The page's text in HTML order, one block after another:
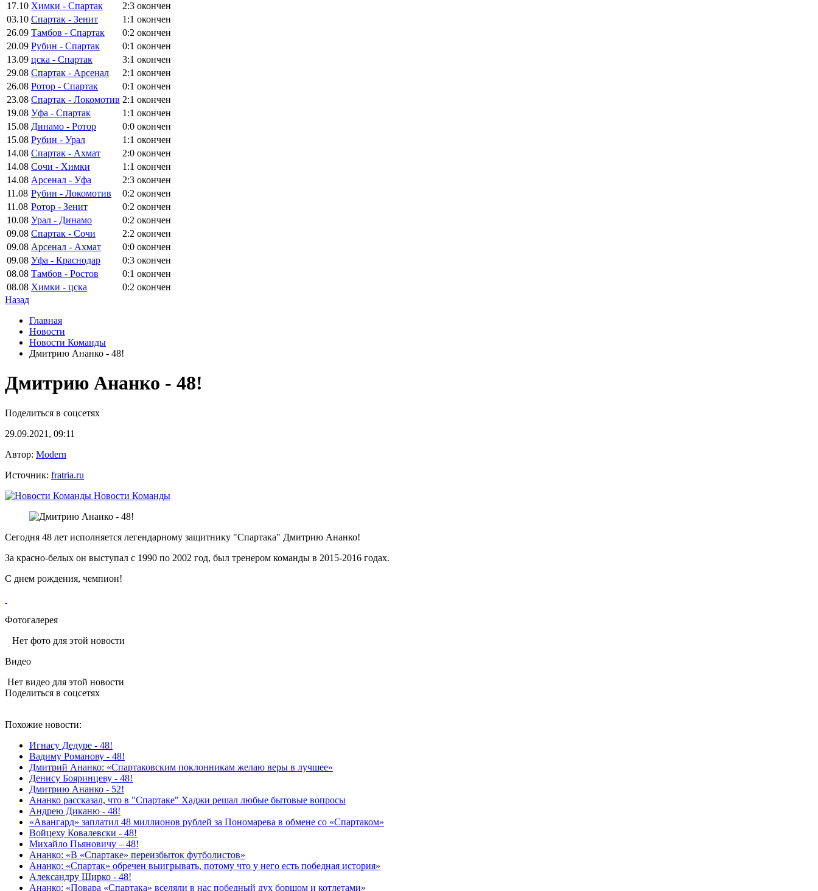
17.10 Химки - Спартак 2:3 окончен
03.10 Спартак - Зенит 1:1 окончен
26.09 Тамбов - Спартак 0:2 окончен
20.09 Рубин - Спартак 0:1 окончен
13.09 цска - Спартак 3:1 окончен
29.08 Спартак - Арсенал 2:1 окончен
26.08 Ротор - Спартак 0:1 окончен
23.08 Спартак - Локомотив 2:1 окончен
19.08 Уфа - Спартак 1:1 окончен
15.08 Динамо - Ротор 0:0 окончен
15.08 Рубин - Урал 1:1 окончен
14.08 Спартак - Ахмат 2:0 окончен
14.08 Сочи - Химки 1:1 окончен
14.08 Арсенал - Уфа 2:3 окончен
11.08 Рубин - Локомотив 0:2 окончен
11.08 Ротор - Зенит 0:2 окончен
10.08 Урал - Динамо 0:2 окончен
09.08 Спартак - Сочи 2:2 окончен
09.08 Арсенал - Ахмат 0:0 окончен
09.08 Уфа - Краснодар 0:3 окончен
08.08 Тамбов - Ростов 0:1 окончен
08.08 Химки - цска 0:2 окончен
Назад
Главная
Новости
Новости Команды
Дмитрию Ананко - 48!
Дмитрию Ананко - 48!
Поделиться в соцсетях
29.09.2021, 09:11
Автор: Modern
Источник: fratria.ru
Новости Команды
Сегодня 48 лет исполняется легендарному защитнику "Спартака" Дмитрию Ананко!
За красно-белых он выступал с 1990 по 2002 год, был тренером команды в 2015-2016 годах.
С днем рождения, чемпион!
Фотогалерея
Нет фото для этой новости
Видео
Нет видео для этой новости
Поделиться в соцсетях
Похожие новости:
Игнасу Дедуре - 48!
Вадиму Романову - 48!
Дмитрий Ананко: «Спартаковским поклонникам желаю веры в лучшее»
Денису Бояринцеву - 48!
Дмитрию Ананко - 52!
Ананко рассказал, что в "Спартаке" Хаджи решал любые бытовые вопросы
Андрею Диканю - 48!
«Авангард» заплатил 48 миллионов рублей за Пономарева в обмене со «Спартаком»
Войцеху Ковалевски - 48!
Михайло Пьяновичу – 48!
Ананко: «В «Спартаке» переизбыток футболистов»
Ананко: «Спартак» обречен выигрывать, потому что у него есть победная история»
Александру Ширко - 48!
Ананко: «Повара «Спартака» вселяли в нас победный дух борщом и котлетами»